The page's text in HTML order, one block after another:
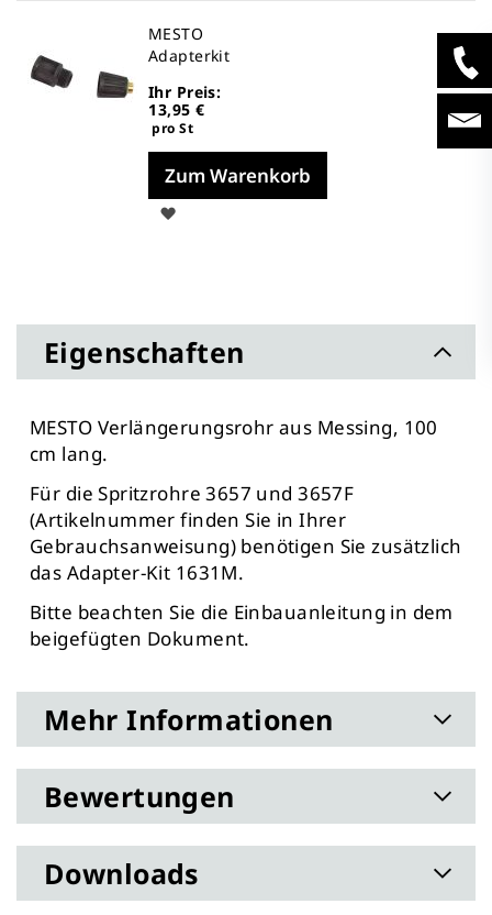
MESTO
Adapterkit
Ihr Preis:
13,95 €
pro St
Zum Warenkorb
Eigenschaften
MESTO Verlängerungsrohr aus Messing, 100
cm lang.
Für die Spritzrohre 3657 und 3657F
(Artikelnummer finden Sie in Ihrer
Gebrauchsanweisung) benötigen Sie zusätzlich
das Adapter-Kit 1631M.
Bitte beachten Sie die Einbauanleitung in dem
beigefügten Dokument.
Mehr Informationen
Bewertungen
Downloads